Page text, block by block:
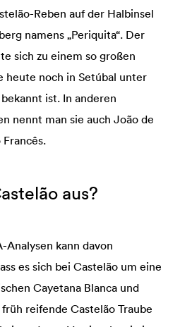
Reben auf der Halbinsel
namens „Periquita“. Der
sich zu einem so großen
heute noch in Setúbal unter
ist. In anderen
nennt man sie auch João de
aus?
Analysen kann davon
es sich bei Castelão um eine
Cayetana Blanca und
reifende Castelão Traube